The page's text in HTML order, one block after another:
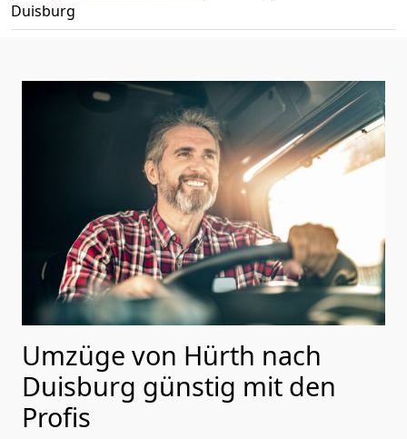
Duisburg
Umzüge von Hürth nach
Duisburg günstig mit den
Profis